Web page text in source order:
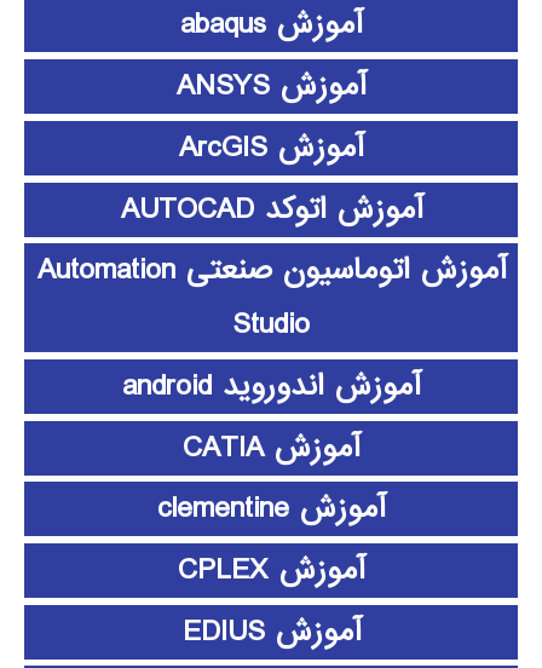
آموزش abaqus
آموزش ANSYS
آموزش ArcGIS
آموزش اتوکد AUTOCAD
آموزش اتوماسیون صنعتی Automation
Studio
آموزش اندوروید android
آموزش CATIA
آموزش clementine
آموزش CPLEX
آموزش EDIUS